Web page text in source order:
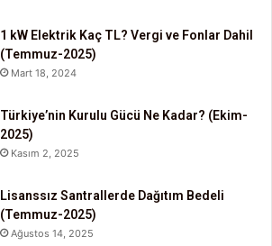
1 kW Elektrik Kaç TL? Vergi ve Fonlar Dahil
(Temmuz-2025)
Mart 18, 2024
Türkiye’nin Kurulu Gücü Ne Kadar? (Ekim-
2025)
Kasım 2, 2025
Lisanssız Santrallerde Dağıtım Bedeli
(Temmuz-2025)
Ağustos 14, 2025